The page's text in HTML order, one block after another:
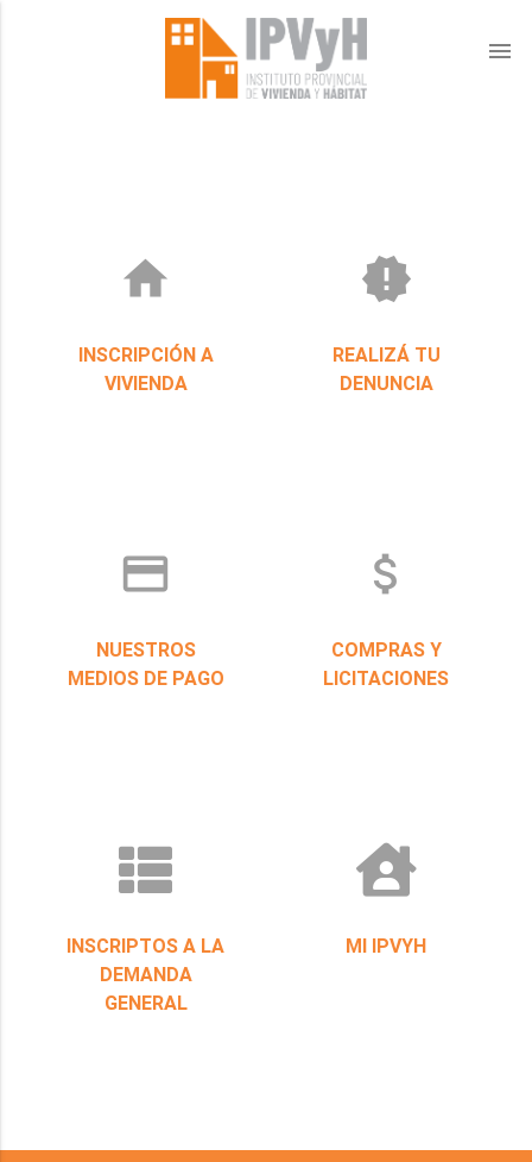
menu
home
INSCRIPCIÓN A
VIVIENDA
new_releases
REALIZÁ TU
DENUNCIA
credit_card
NUESTROS
MEDIOS DE PAGO
attach_money
COMPRAS Y
LICITACIONES
INSCRIPTOS A LA
DEMANDA
GENERAL
MI IPVYH